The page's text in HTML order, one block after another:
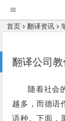
首页 翻译资讯
翻译公司
随着社会
越多，而德语
语种。下面，